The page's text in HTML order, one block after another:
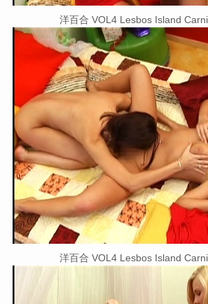
洋百合 VOL4 Lesbos Island
洋百合 VOL4 Lesbos Island